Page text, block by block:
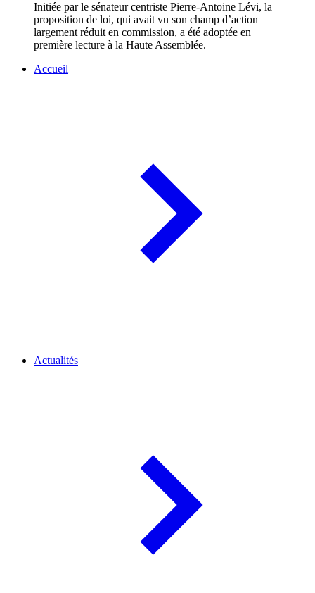
Initiée par le sénateur centriste Pierre-Antoine Lévi, la
proposition de loi, qui avait vu son champ d’action
largement réduit en commission, a été adoptée en
première lecture à la Haute Assemblée.
Accueil
Actualités